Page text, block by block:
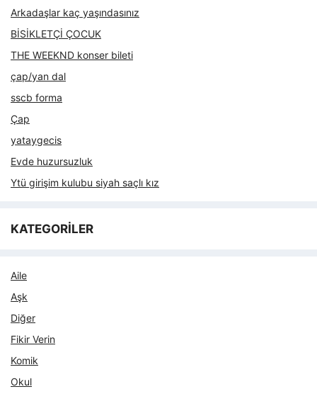
Arkadaşlar kaç yaşındasınız
BİSİKLETÇİ ÇOCUK
THE WEEKND konser bileti
çap/yan dal
sscb forma
Çap
yataygecis
Evde huzursuzluk
Ytü girişim kulubu siyah saçlı kız
KATEGORİLER
Aile
Aşk
Diğer
Fikir Verin
Komik
Okul